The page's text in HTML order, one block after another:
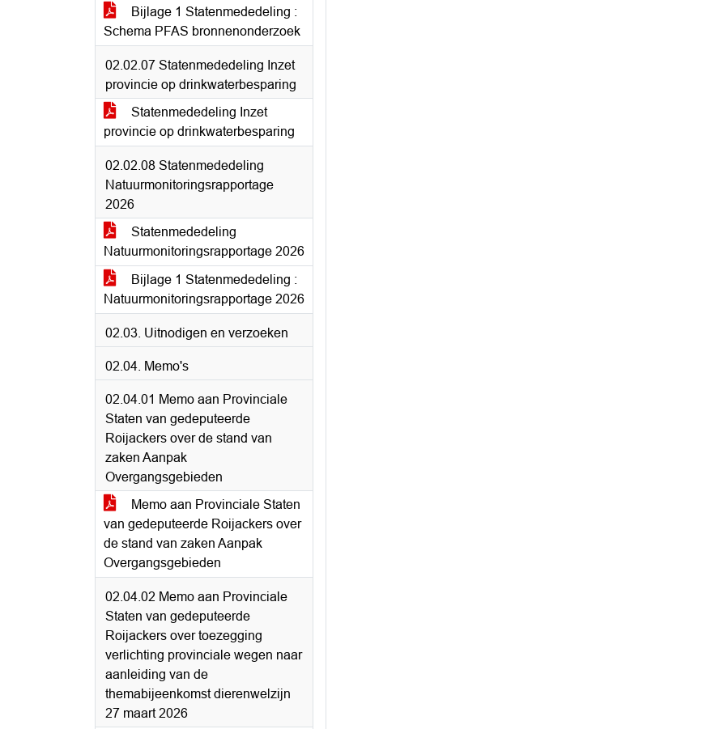
Bijlage 1 Statenmededeling :
Schema PFAS bronnenonderzoek
02.02.07 Statenmededeling Inzet
provincie op drinkwaterbesparing
Statenmededeling Inzet
provincie op drinkwaterbesparing
02.02.08 Statenmededeling
Natuurmonitoringsrapportage
2026
Statenmededeling
Natuurmonitoringsrapportage 2026
Bijlage 1 Statenmededeling :
Natuurmonitoringsrapportage 2026
02.03. Uitnodigen en verzoeken
02.04. Memo's
02.04.01 Memo aan Provinciale
Staten van gedeputeerde
Roijackers over de stand van
zaken Aanpak
Overgangsgebieden
Memo aan Provinciale Staten
van gedeputeerde Roijackers over
de stand van zaken Aanpak
Overgangsgebieden
02.04.02 Memo aan Provinciale
Staten van gedeputeerde
Roijackers over toezegging
verlichting provinciale wegen naar
aanleiding van de
themabijeenkomst dierenwelzijn
27 maart 2026